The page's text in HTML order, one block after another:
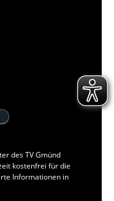
des TV Gmünd
kostenfrei für die
Informationen in